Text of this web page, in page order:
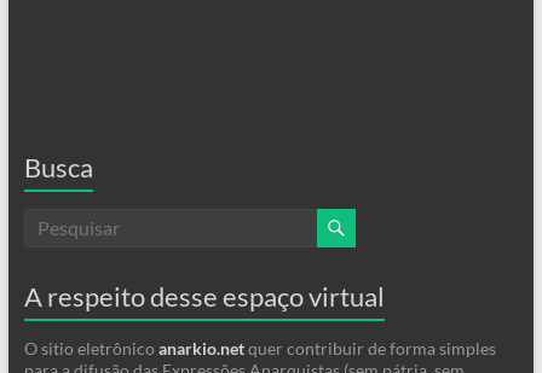
Busca
A respeito desse espaço virtual
O sitio eletrônico anarkio.netquer contribuir de forma simples